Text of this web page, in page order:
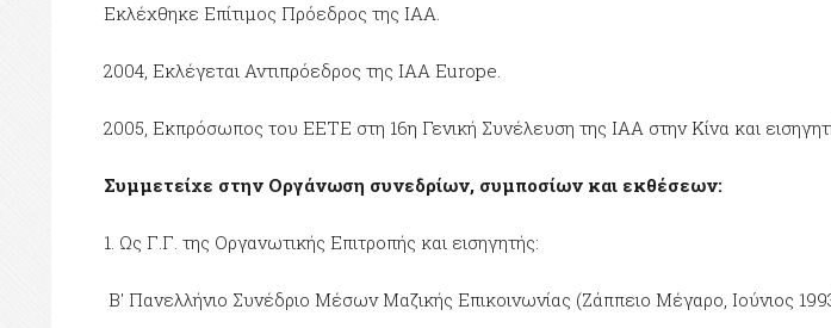
Εκλέχθηκε Επίτιμος Πρόεδρος της ΙΑΑ.
2004, Εκλέγεται Αντιπρόεδρος της ΙΑΑ Europe.
2005, Εκπρόσωπος του ΕΕΤΕ στη 16η Γενική Συνέλευση της ΙΑΑ στην Κίνα και
Συμμετείχε στην Οργάνωση συνεδρίων, συμποσίων και εκθέσεων:
1. Ως Γ.Γ. της Οργανωτικής Επιτροπής και εισηγητής:
Β' Πανελλήνιο Συνέδριο Μέσων Μαζικής Επικοινωνίας (Ζάππειο Μέγαρο, Ιούνιος